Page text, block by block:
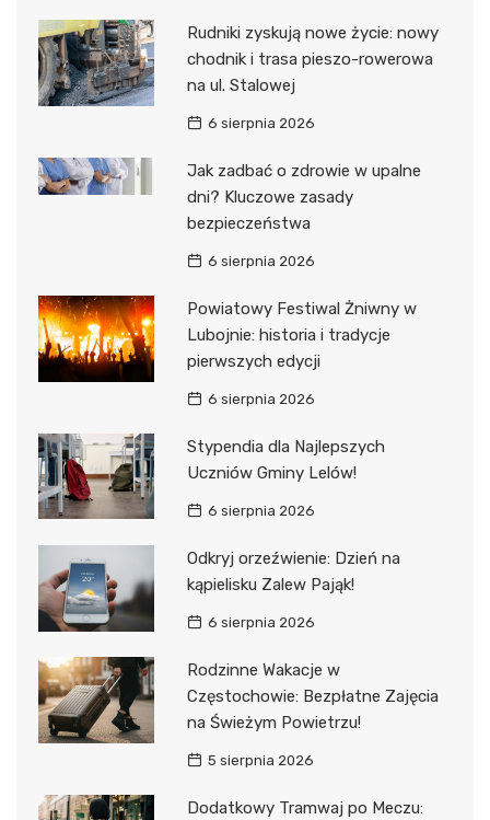
Rudniki zyskują nowe życie: nowy
chodnik i trasa pieszo-rowerowa
na ul. Stalowej
6 sierpnia 2026
Jak zadbać o zdrowie w upalne
dni? Kluczowe zasady
bezpieczeństwa
6 sierpnia 2026
Powiatowy Festiwal Żniwny w
Lubojnie: historia i tradycje
pierwszych edycji
6 sierpnia 2026
Stypendia dla Najlepszych
Uczniów Gminy Lelów!
6 sierpnia 2026
Odkryj orzeźwienie: Dzień na
kąpielisku Zalew Pająk!
6 sierpnia 2026
Rodzinne Wakacje w
Częstochowie: Bezpłatne Zajęcia
na Świeżym Powietrzu!
5 sierpnia 2026
Dodatkowy Tramwaj po Meczu: